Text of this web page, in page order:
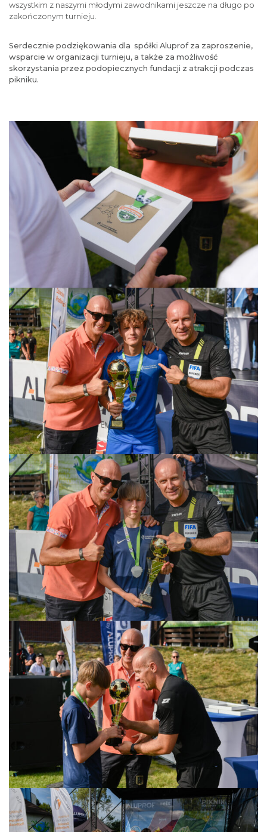
wszystkim z naszymi młodymi zawodnikami jeszcze na długo po
zakończonym turnieju.
Serdecznie podziękowania dla spółki Aluprof za zaproszenie,
wsparcie w organizacji turnieju, a także za możliwość
skorzystania przez podopiecznych fundacji z atrakcji podczas
pikniku.